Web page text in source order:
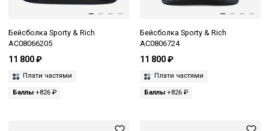
Бейсболка Sporty & Rich
AC08066205
11 800 ₽
Плати частями
Баллы +826 ₽
Бейсболка Sporty & Rich
AC0806724
11 800 ₽
Плати частями
Баллы+826 ₽